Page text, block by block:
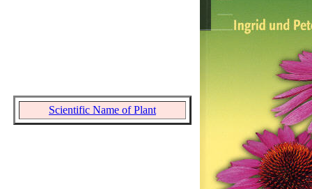
Scientific Name of Plant